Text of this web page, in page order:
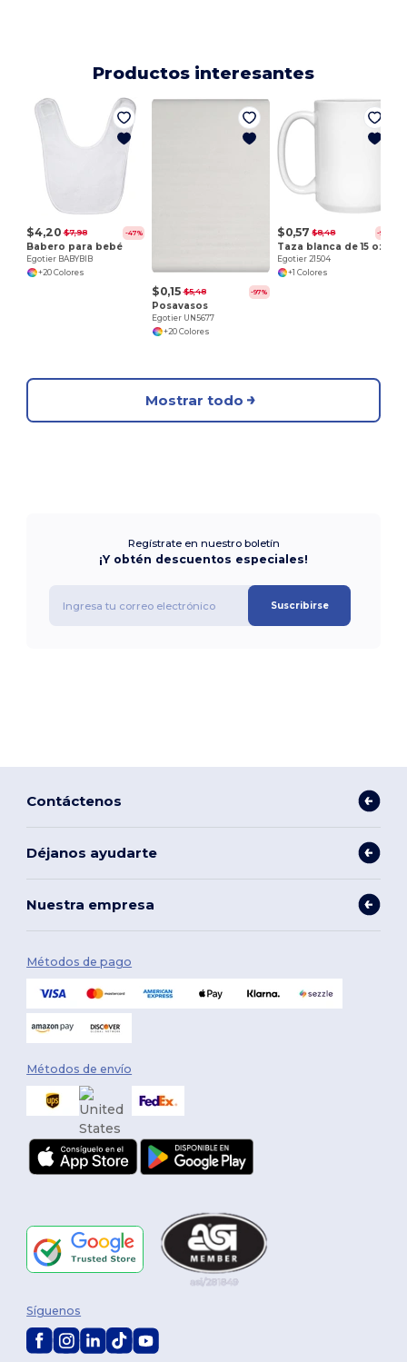
Productos interesantes
$4,20 $7,98 -47%
Babero para bebé
Egotier BABYBIB
+20 Colores
$0,15 $5,48 -97%
Posavasos
Egotier UN5677
+20 Colores
$0,57 $8,48 -93%
Taza blanca de 15 oz
Egotier 21504
+1 Colores
Mostrar todo
Regístrate en nuestro boletín
¡Y obtén descuentos especiales!
Suscribirse
Contáctenos
Déjanos ayudarte
Nuestra empresa
Métodos de pago
Métodos de envío
Síguenos